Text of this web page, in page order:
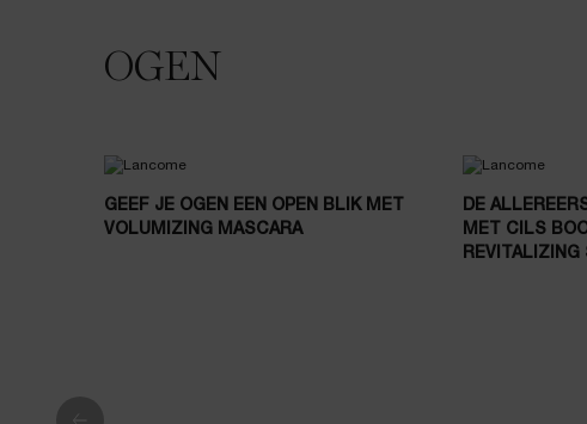
OGEN
GEEF JE OGEN EEN OPEN BLIK MET
VOLUMIZING MASCARA
DE
MET CILS
REVITALIZING